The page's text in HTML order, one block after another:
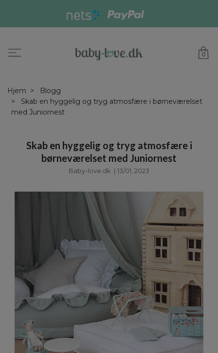
0
Hjem
Blogg
Skab en hyggelig og tryg atmosfære i børneværelset
med Juniornest
Skab en hyggelig og tryg atmosfære i
børneværelset med Juniornest
Baby-love.dk 13/01, 2023